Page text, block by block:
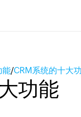
能/CRM系统的十大
功能